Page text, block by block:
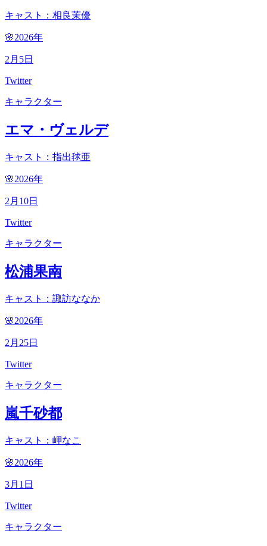
キャスト：相良茉優
🌸2026年
2 月 5日
Twitter
キャラクター
エマ・ヴェルデ
キャスト：指出毬亜
🌸2026年
2 月 10日
Twitter
キャラクター
松浦果南
キャスト：諏訪ななか
🌸2026年
2 月 25日
Twitter
キャラクター
嵐千砂都
キャスト：岬なこ
🌸2026年
3月 1 日
Twitter
キャラクター